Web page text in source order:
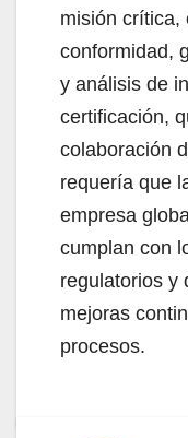
misión crítica,
conformidad,
y análisis de
certificación,
colaboración
requería que
empresa
cumplan con
regulatorios y
mejoras
procesos.